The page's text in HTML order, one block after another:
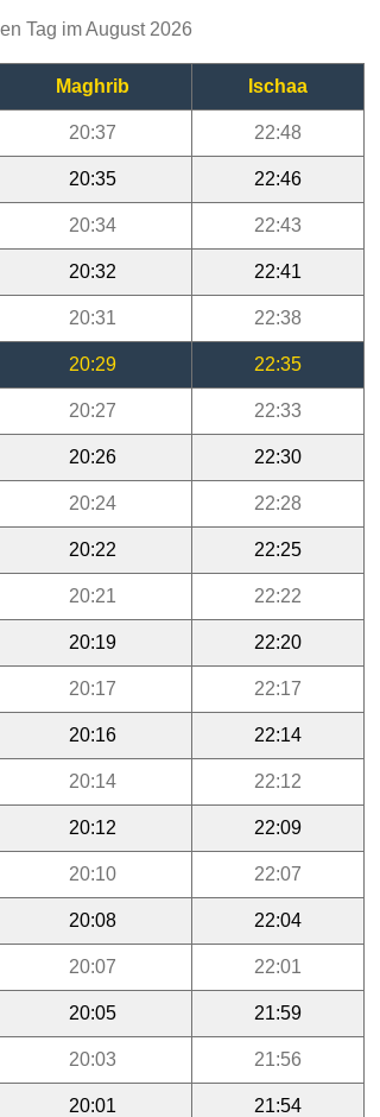
Tag im August 2026
Maghrib Ischaa
20:37 22:48
20:35 22:46
20:34 22:43
20:32 22:41
20:31 22:38
20:29 22:35
20:27 22:33
20:26 22:30
20:24 22:28
20:22 22:25
20:21 22:22
20:19 22:20
20:17 22:17
20:16 22:14
20:14 22:12
20:12 22:09
20:10 22:07
20:08 22:04
20:07 22:01
20:05 21:59
20:03 21:56
20:01 21:54